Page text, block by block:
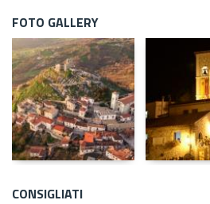
FOTO GALLERY
CONSIGLIATI